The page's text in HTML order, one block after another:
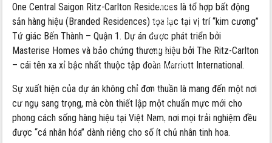
Central
Saigon
Ritz-
Carlton
Residences
Biểu
tượng
không
gian
One Central Saigon Ritz-Carlton Residences là tổ hợp bất động
sản hàng hiệu (Branded Residences) tọa lạc tại vị trí “kim cương”
Tứ giác Bến Thành – Quận 1. Dự án được phát triển bởi
Masterise Homes và bảo chứng thương hiệu bởi The Ritz-Carlton
– cái tên xa xỉ bậc nhất thuộc tập đoàn Marriott International.
Sự xuất hiện của dự án không chỉ đơn thuần là mang đến một nơi
cư ngụ sang trọng, mà còn thiết lập một chuẩn mực mới cho
phong cách sống hàng hiệu tại Việt Nam, nơi mọi trải nghiệm đều
được “cá nhân hóa” dành riêng cho số ít chủ nhân tinh hoa.